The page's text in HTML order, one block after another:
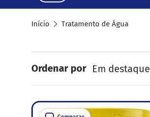
Início Tratamento de Água
Ordenar por Em destaque